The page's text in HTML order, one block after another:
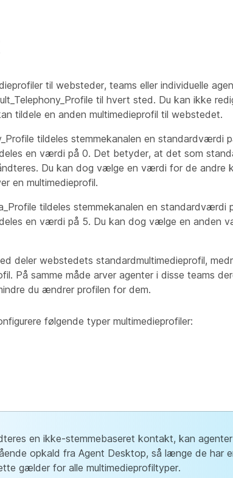
til websteder, teams eller individuelle
til hvert sted. Du kan ikke
tildele en anden multimedieprofil til webstedet.
tildeles stemmekanalen en standardværdi
en værdi på 0. Det betyder, at det som
Du kan dog vælge en værdi for de andre
en multimedieprofil.
tildeles stemmekanalen en standardværdi
en værdi på 5. Du kan dog vælge en anden
deler webstedets standardmultimedieprofil,
På samme måde arver agenter i disse teams
du ændrer profilen for dem.
følgende typer multimedieprofiler:
en ikke-stemmebaseret kontakt, kan
opkald fra Agent Desktop, så længe de har
gælder for alle multimedieprofiltyper.